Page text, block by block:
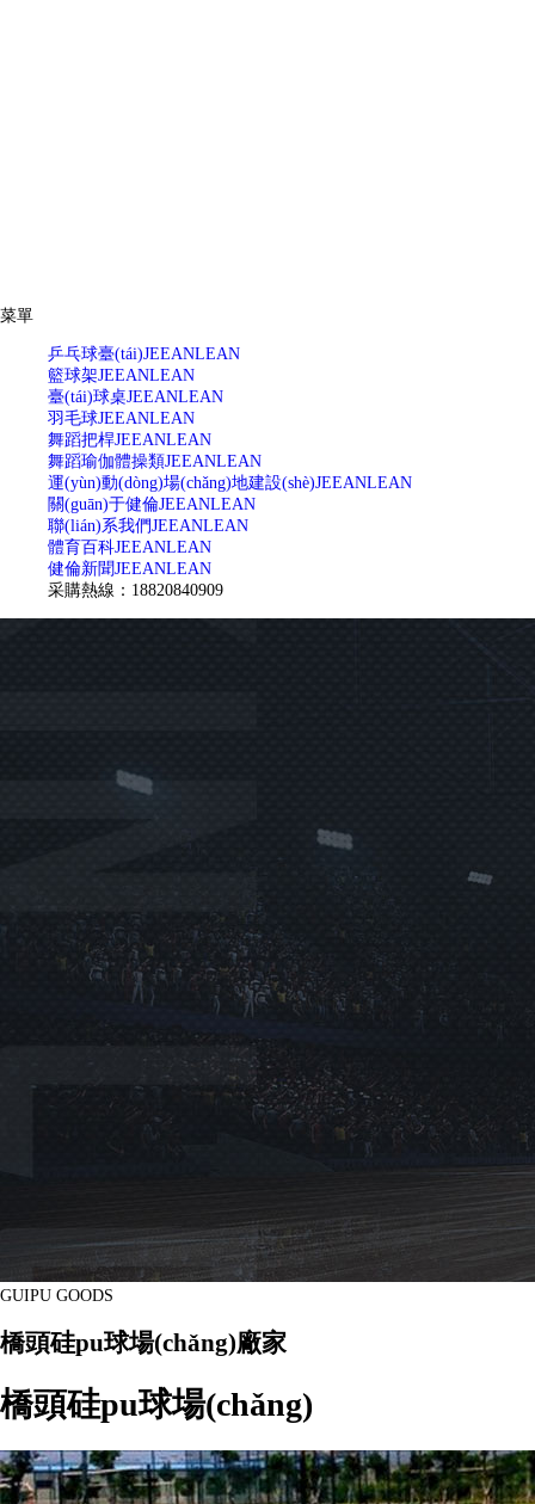
菜單
乒乓球臺(tái)JEEANLEAN
籃球架JEEANLEAN
臺(tái)球桌JEEANLEAN
羽毛球JEEANLEAN
舞蹈把桿JEEANLEAN
舞蹈瑜伽體操類JEEANLEAN
運(yùn)動(dòng)場(chǎng)地建設(shè)JEEANLEAN
關(guān)于健倫JEEANLEAN
聯(lián)系我們JEEANLEAN
體育百科JEEANLEAN
健倫新聞JEEANLEAN
采購熱線：18820840909
GUIPU GOODS
橋頭硅pu球場(chǎng)廠家
橋頭硅pu球場(chǎng)